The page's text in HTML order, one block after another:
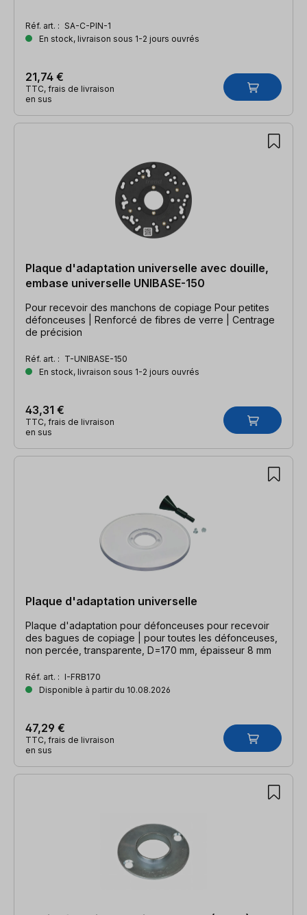
Réf. art. : SA-C-PIN-1
En stock, livraison sous 1-2 jours ouvrés
21,74 €
TTC, frais de livraison
en sus
Plaque d'adaptation universelle avec douille,
embase universelle UNIBASE-150
Pour recevoir des manchons de copiage Pour petites
défonceuses | Renforcé de fibres de verre | Centrage
de précision
Réf. art. : T-UNIBASE-150
En stock, livraison sous 1-2 jours ouvrés
43,31 €
TTC, frais de livraison
en sus
Plaque d'adaptation universelle
Plaque d'adaptation pour défonceuses pour recevoir
des bagues de copiage | pour toutes les défonceuses,
non percée, transparente, D=170 mm, épaisseur 8 mm
Réf. art. : I-FRB170
Disponible à partir du 10.08.2026
47,29 €
TTC, frais de livraison
en sus